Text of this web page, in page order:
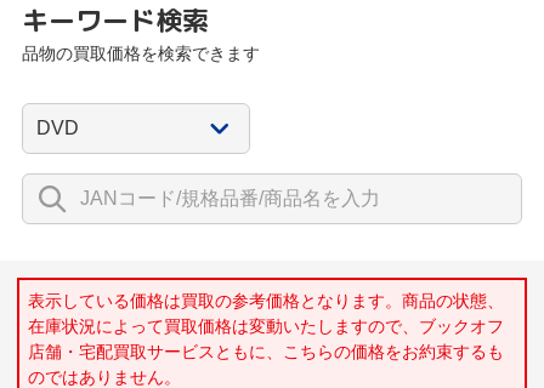
キーワード検索
品物の買取価格を検索できます
表示している価格は買取の参考価格となります。商品の状態、
在庫状況によって買取価格は変動いたしますので、ブックオフ
店舗・宅配買取サービスともに、こちらの価格をお約束するも
のではありません。